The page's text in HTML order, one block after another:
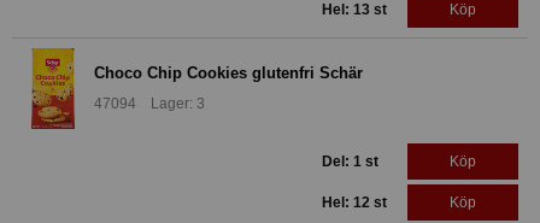
Hel: 13 st Köp
Choco Chip Cookies glutenfri Schär
47094 Lager: 3
Del: 1 st Köp
Hel: 12 st Köp